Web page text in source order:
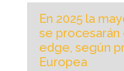
En 2025 la
se procesarán
edge, según
Europea